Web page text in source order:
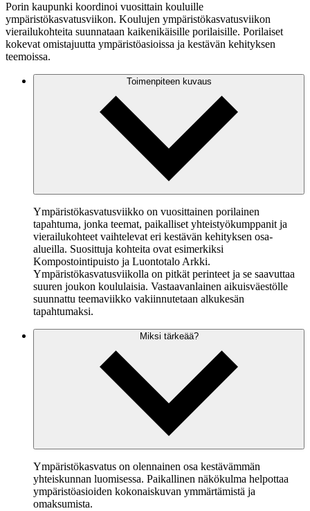
Porin kaupunki koordinoi vuosittain kouluille
ympäristökasvatusviikon. Koulujen ympäristökasvatusviikon
vierailukohteita suunnataan kaikenikäisille porilaisille. Porilaiset
kokevat omistajuutta ympäristöasioissa ja kestävän kehityksen
teemoissa.
Toimenpiteen kuvaus
Ympäristökasvatusviikko on vuosittainen porilainen
tapahtuma, jonka teemat, paikalliset yhteistyökumppanit ja
vierailukohteet vaihtelevat eri kestävän kehityksen osa-
alueilla. Suosittuja kohteita ovat esimerkiksi
Kompostointipuisto ja Luontotalo Arkki.
Ympäristökasvatusviikolla on pitkät perinteet ja se saavuttaa
suuren joukon koululaisia. Vastaavanlainen aikuisväestölle
suunnattu teemaviikko vakiinnutetaan alkukesän
tapahtumaksi.
Miksi tärkeää?
Ympäristökasvatus on olennainen osa kestävämmän
yhteiskunnan luomisessa. Paikallinen näkökulma helpottaa
ympäristöasioiden kokonaiskuvan ymmärtämistä ja
omaksumista.